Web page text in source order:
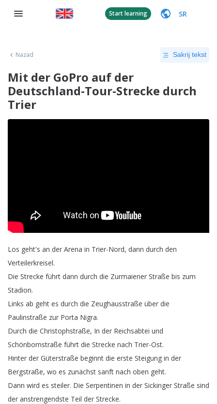
Start learning SR
Nazad Sakrij tekst
Mit der GoPro auf der
Deutschland-Tour-Strecke durch
Trier
Los geht's an der Arena in Trier-Nord, dann durch den
Verteilerkreisel.
Die Strecke führt dann durch die Zurmaiener Straße bis zum
Stadion.
Links ab geht es durch die Zeughausstraße über die
Paulinstraße zur Porta Nigra.
Durch die Christophstraße, In der Reichsabtei und
Schönbornstraße führt die Strecke nach Trier-Ost.
Hinter der Güterstraße beginnt die erste Steigung in der
Bergstraße, wo es zunächst sanft nach oben geht.
Dann wird es steiler. Die Serpentinen in der Sickinger Straße sind
der anstrengendste Teil der Strecke.